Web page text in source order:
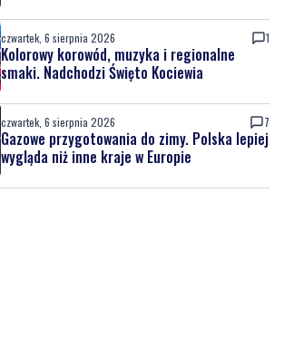
czwartek, 6 sierpnia 2026 1
Kolorowy korowód, muzyka i regionalne
smaki. Nadchodzi Święto Kociewia
czwartek, 6 sierpnia 2026 7
Gazowe przygotowania do zimy. Polska lepiej
wygląda niż inne kraje w Europie